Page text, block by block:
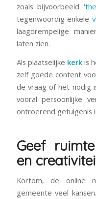
zoals bijvoorbeeld ‘
tegenwoordig enkele
laagdrempelige
laten zien.
Als plaatselijke kerkis
zelf goede content
de vraag of het nodig
vooral persoonlijke
ontroerend getuigenis
Geef
en
Kortom, de online
gemeente veel